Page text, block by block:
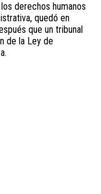
derechos humanos
quedó en
que un tribunal
de la Ley de